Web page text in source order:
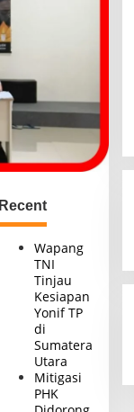
Recent
Wapang
TNI
Tinjau
Kesiapan
Yonif TP
di
Sumatera
Utara
Mitigasi
PHK